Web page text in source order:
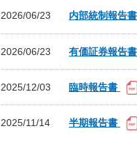
2026/06/23 内部統制報告書
2026/06/23 有価証券報告書
2025/12/03 臨時報告書
2025/11/14 半期報告書